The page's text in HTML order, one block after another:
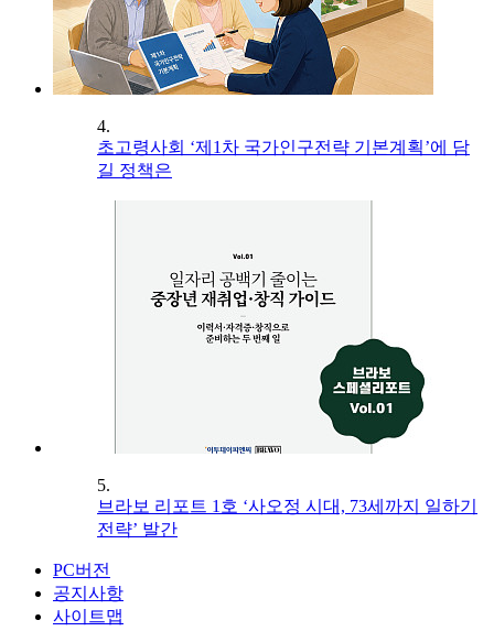
4.
초고령사회 ‘제1차 국가인구전략 기본계획’에 담
길 정책은
5.
브라보 리포트 1호 ‘사오정 시대, 73세까지 일하기
전략’ 발간
PC버전
공지사항
사이트맵